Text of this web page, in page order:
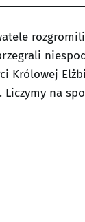
Królowej
Liczymy na